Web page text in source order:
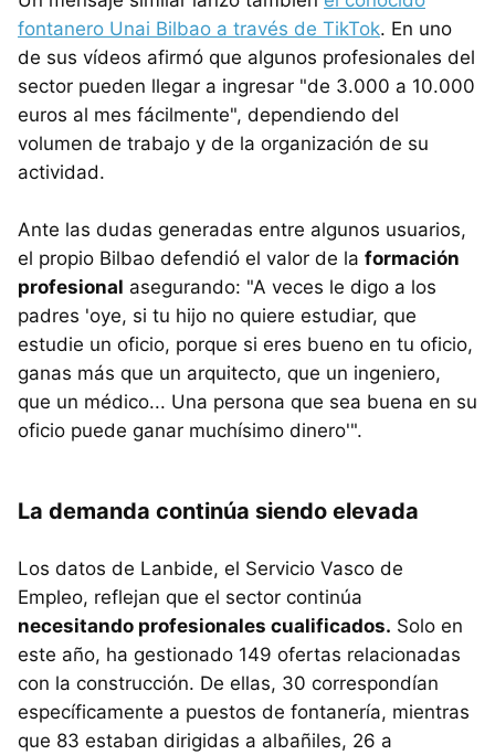
fontanero Unai Bilbao a través de TikTok. En uno
de sus vídeos afirmó que algunos profesionales del
sector pueden llegar a ingresar "de 3.000 a 10.000
euros al mes fácilmente", dependiendo del
volumen de trabajo y de la organización de su
actividad.
Ante las dudas generadas entre algunos usuarios,
el propio Bilbao defendió el valor de la formación
profesional asegurando: "A veces le digo a los
padres 'oye, si tu hijo no quiere estudiar, que
estudie un oficio, porque si eres bueno en tu oficio,
ganas más que un arquitecto, que un ingeniero,
que un médico... Una persona que sea buena en su
oficio puede ganar muchísimo dinero'".
La demanda continúa siendo elevada
Los datos de Lanbide, el Servicio Vasco de
Empleo, reflejan que el sector continúa
necesitando profesionales cualificados. Solo en
este año, ha gestionado 149 ofertas relacionadas
con la construcción. De ellas, 30 correspondían
específicamente a puestos de fontanería, mientras
que 83 estaban dirigidas a albañiles, 26 a